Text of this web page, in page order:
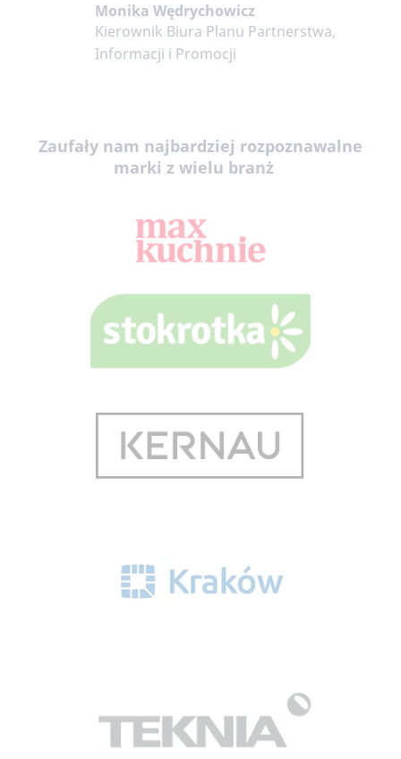
Monika Wędrychowicz
Kierownik Biura Planu Partnerstwa,
Informacji i Promocji
Zaufały nam najbardziej rozpoznawalne
marki z wielu branż